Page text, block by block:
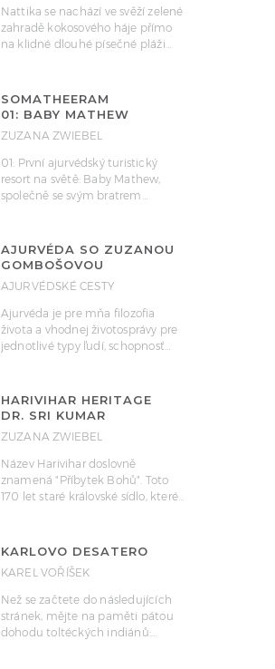
Nattika se nachází ve svěží zelené
zahradě kokosového háje přímo
na klidné dlouhé písečné pláži…
SOMATHEERAM
01: BABY MATHEW
ZUZANA ZWIEBEL
01: První ajurvédský turistický
resort na světě: Baby Mathew,
společně se svým bratrem…
AJURVÉDA SO ZUZANOU
GOMBOŠOVOU
AJURVÉDSKÉ CESTY
Ajurvéda je pre mňa filozofia
života a vhodnej životosprávy pre
jednotlivé typy ľudí, schopnosť…
HARIVIHAR HERITAGE
DR. SRI KUMAR
ZUZANA ZWIEBEL
Název Harivihar doslovně
znamená "Příbytek Bohů". Toto
170 let staré královské sídlo, které…
KARLOVO DESATERO
KAREL VOŘÍŠEK
Než se začtete do následujících
stránek, mějte na paměti pátou
dohodu toltéckých indiánů:…